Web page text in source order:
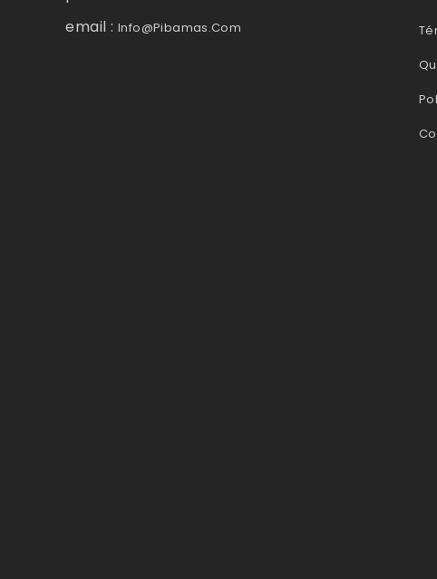
email : Info@pibamas.com